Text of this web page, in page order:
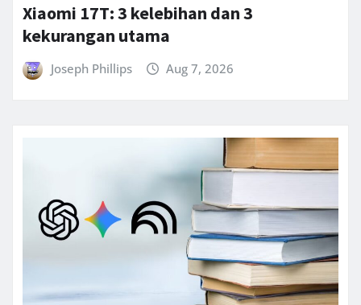
Xiaomi 17T: 3 kelebihan dan 3
kekurangan utama
Joseph Phillips Aug 7, 2026